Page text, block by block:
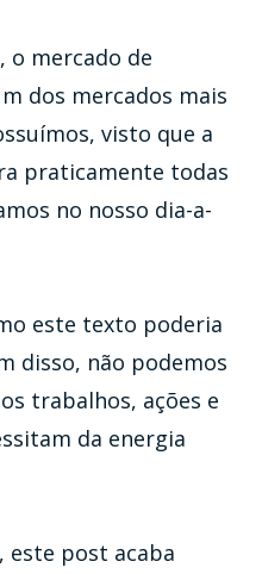
o mercado de
dos mercados mais
visto que a
praticamente todas
no nosso dia-a-
este texto poderia
disso, não podemos
trabalhos, ações e
da energia
este post acaba